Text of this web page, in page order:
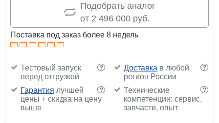
Подобрать аналог
от 2 496 000 руб.
Поставка под заказ более 8 недель
?
Тестовый запуск
перед отгрузкой
?
Доставка в любой
регион России
?
Гарантия лучшей
цены + скидка на цену
выше
?
Технические
компетенции: сервис,
запчасти, опыт